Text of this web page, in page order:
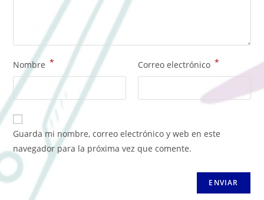
Nombre * Correo electrónico *
Guarda mi nombre, correo electrónico y web en este
navegador para la próxima vez que comente.